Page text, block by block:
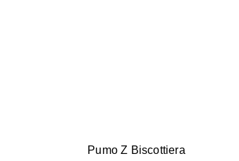
Pumo Z Biscottiera